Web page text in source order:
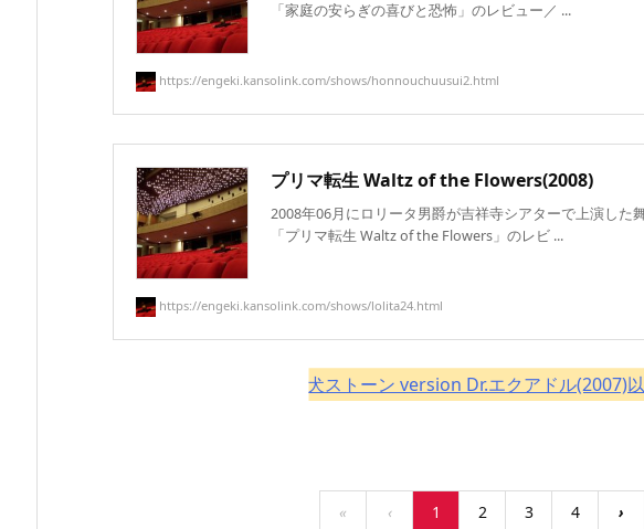
「家庭の安らぎの喜びと恐怖」のレビュー／ ...
https://engeki.kansolink.com/shows/honnouchuusui2.html
プリマ転生 Waltz of the Flowers(2008)
2008年06月にロリータ男爵が吉祥寺シアターで上演した
「プリマ転生 Waltz of the Flowers」のレビ ...
https://engeki.kansolink.com/shows/lolita24.html
犬ストーン version Dr.エクアドル(2007)
« ‹ 1 2 3 4 ›